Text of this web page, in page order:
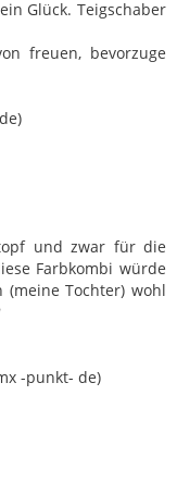
Glück. Teigschaber
freuen, bevorzuge
und zwar für die
Farbkombi würde
Tochter) wohl
-punkt- de)